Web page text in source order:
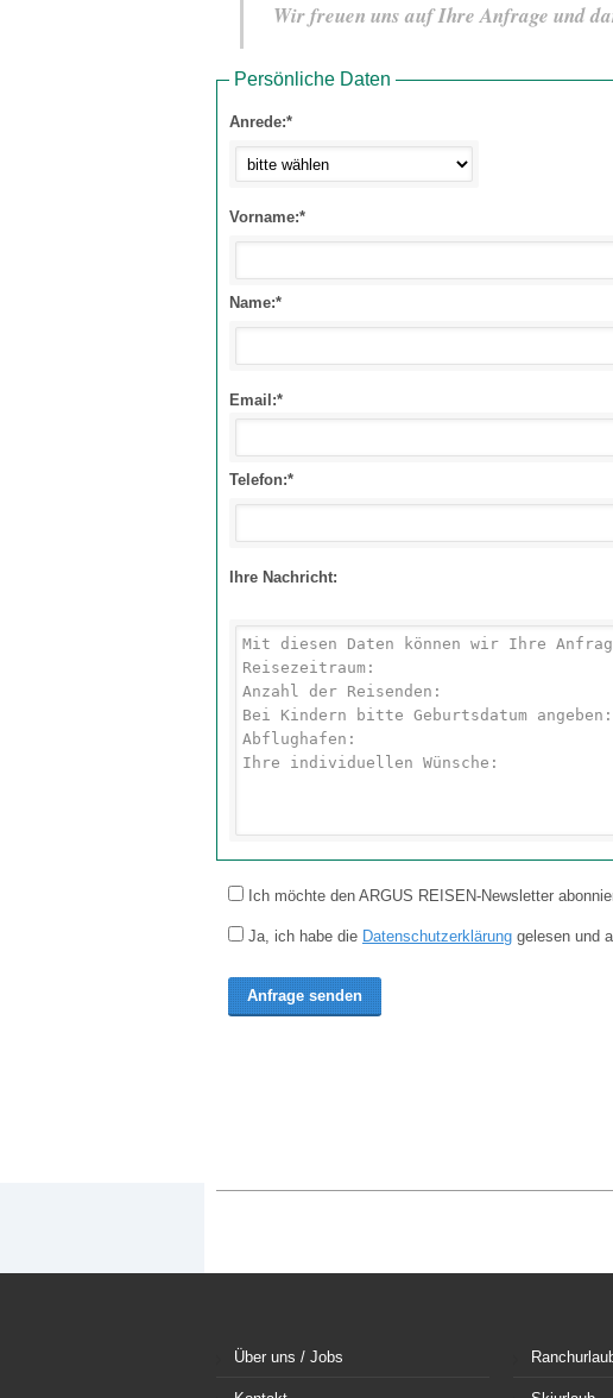
Wir freuen uns auf Ihre Anfrage und
Persönliche Daten
Anrede:*
Vorname:*
Name:*
Email:*
Telefon:*
Ihre Nachricht:
Ich möchte den ARGUS REISEN-Newsletter
Ja, ich habe die Datenschutzerklärung gelesen und
Über uns / Jobs